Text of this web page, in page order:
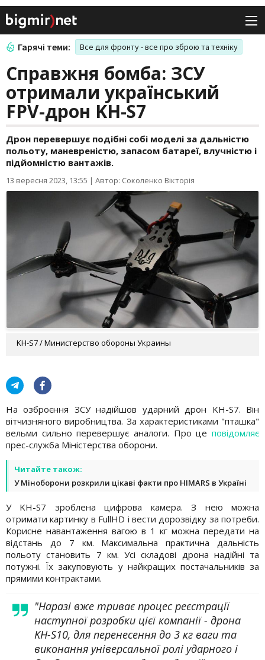
Гарячі теми: Все для фронту - все про зброю та техніку
Справжня бомба: ЗСУ
отримали український
FPV-дрон KH-S7
Дрон перевершує подібні собі моделі за дальністю
польоту, маневреністю, запасом батареї, влучністю і
підйомністю вантажів.
13 вересня 2023, 13:55 | Автор: Соколенко Вікторія
KH-S7 / Министерство обороны Украины
На озброєння ЗСУ надійшов ударний дрон KH-S7. Він
вітчизняного виробництва. За характеристиками "пташка"
вельми сильно перевершує аналоги. Про це повідомляє
прес-служба Міністерства оборони.
Читайте також:
У Міноборони розкрили цікаві факти про HIMARS в Україні
У KH-S7 зроблена цифрова камера. З нею можна
отримати картинку в FullHD і вести дорозвідку за потреби.
Корисне навантаження вагою в 1 кг можна передати на
відстань до 7 км. Максимальна практична дальність
польоту становить 7 км. Усі складові дрона надійні та
потужні. Їх закуповують у найкращих постачальників за
прямими контрактами.
"Наразі вже триває процес реєстрації
наступної розробки цієї компанії - дрона
KH-S10, для перенесення до 3 кг ваги та
виконання універсальної ролі ударного і